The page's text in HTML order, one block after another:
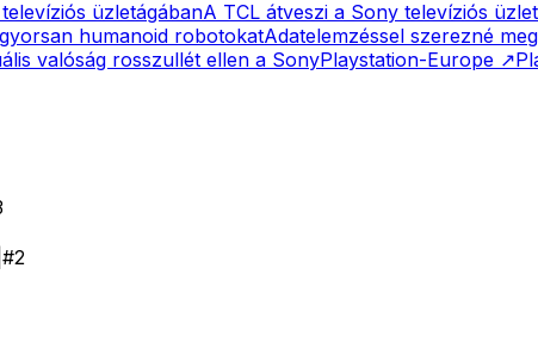
üzletágábanA TCL átveszi a Sony televíziós
humanoid robotokatAdatelemzéssel szerezné
valóság rosszullét ellen a SonyPlaystation-Europe ↗
#2